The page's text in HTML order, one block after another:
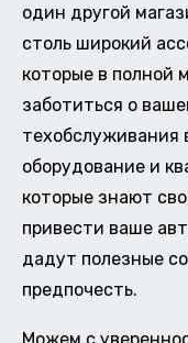
один другой
столь широкий
которые в полной
заботиться о
техобслуживания
оборудование и
которые знают
привести ваше
дадут полезные
предпочесть.
Можем с